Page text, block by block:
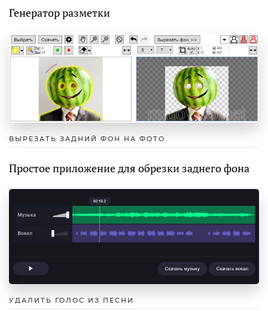
Генератор разметки
ВЫРЕЗАТЬ ЗАДНИЙ ФОН НА ФОТО
Простое приложение для обрезки заднего фона
УДАЛИТЬ ГОЛОС ИЗ ПЕСНИ